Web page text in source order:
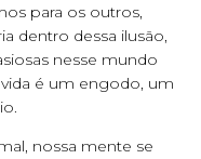
para os outros,
dentro dessa ilusão,
nesse mundo
é um engodo, um
nossa mente se